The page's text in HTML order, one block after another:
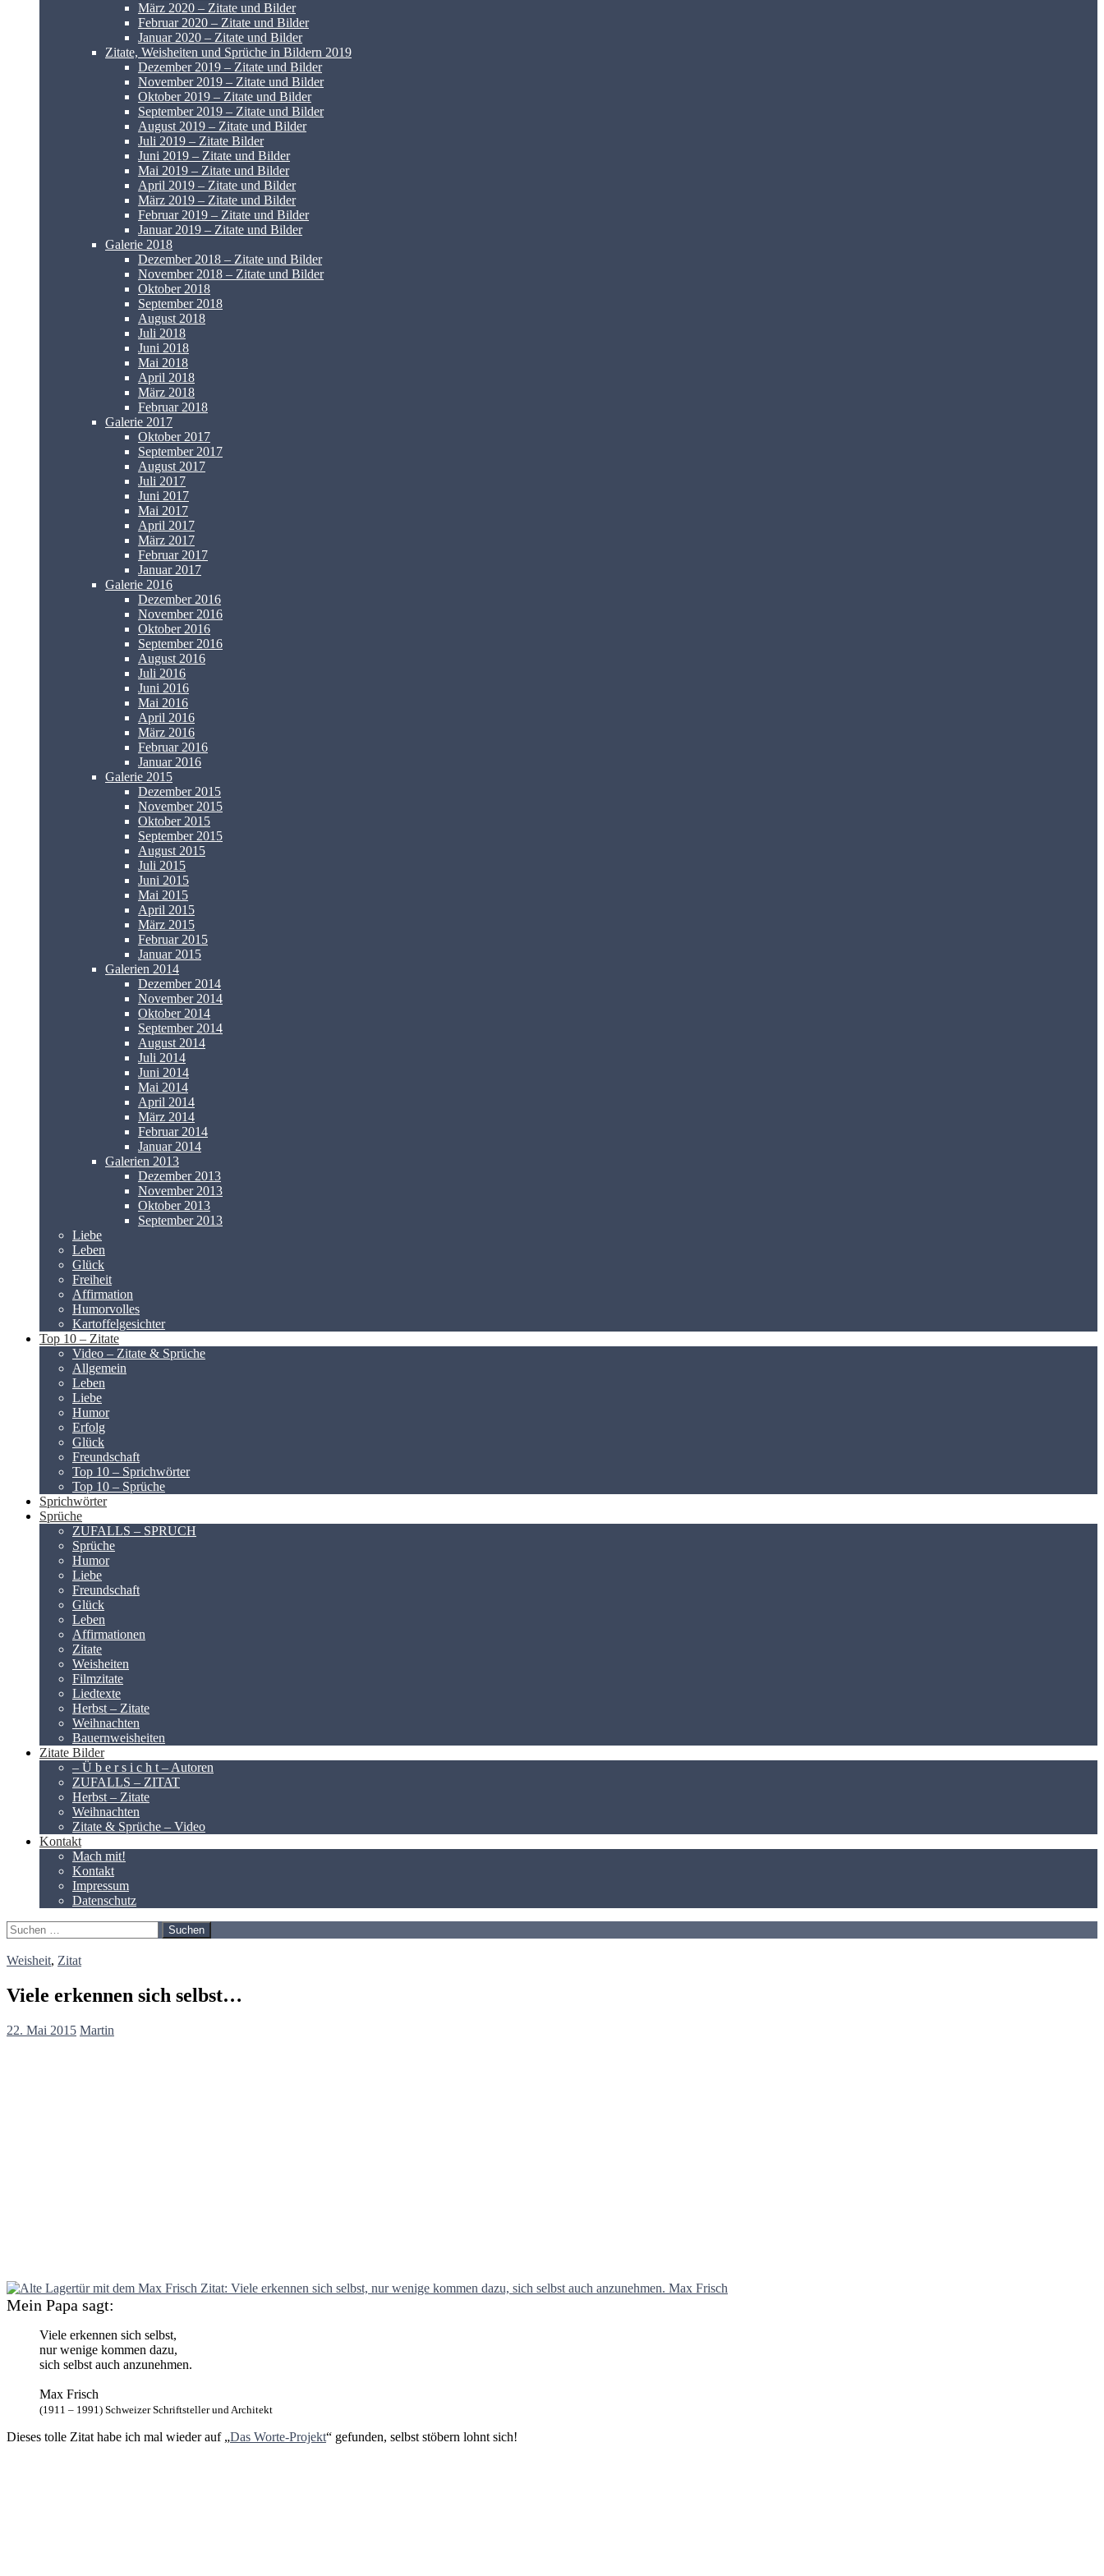
März 2020 – Zitate und Bilder
Februar 2020 – Zitate und Bilder
Januar 2020 – Zitate und Bilder
Zitate, Weisheiten und Sprüche in Bildern 2019
Dezember 2019 – Zitate und Bilder
November 2019 – Zitate und Bilder
Oktober 2019 – Zitate und Bilder
September 2019 – Zitate und Bilder
August 2019 – Zitate und Bilder
Juli 2019 – Zitate Bilder
Juni 2019 – Zitate und Bilder
Mai 2019 – Zitate und Bilder
April 2019 – Zitate und Bilder
März 2019 – Zitate und Bilder
Februar 2019 – Zitate und Bilder
Januar 2019 – Zitate und Bilder
Galerie 2018
Dezember 2018 – Zitate und Bilder
November 2018 – Zitate und Bilder
Oktober 2018
September 2018
August 2018
Juli 2018
Juni 2018
Mai 2018
April 2018
März 2018
Februar 2018
Galerie 2017
Oktober 2017
September 2017
August 2017
Juli 2017
Juni 2017
Mai 2017
April 2017
März 2017
Februar 2017
Januar 2017
Galerie 2016
Dezember 2016
November 2016
Oktober 2016
September 2016
August 2016
Juli 2016
Juni 2016
Mai 2016
April 2016
März 2016
Februar 2016
Januar 2016
Galerie 2015
Dezember 2015
November 2015
Oktober 2015
September 2015
August 2015
Juli 2015
Juni 2015
Mai 2015
April 2015
März 2015
Februar 2015
Januar 2015
Galerien 2014
Dezember 2014
November 2014
Oktober 2014
September 2014
August 2014
Juli 2014
Juni 2014
Mai 2014
April 2014
März 2014
Februar 2014
Januar 2014
Galerien 2013
Dezember 2013
November 2013
Oktober 2013
September 2013
Liebe
Leben
Glück
Freiheit
Affirmation
Humorvolles
Kartoffelgesichter
Top 10 – Zitate
Video – Zitate & Sprüche
Allgemein
Leben
Liebe
Humor
Erfolg
Glück
Freundschaft
Top 10 – Sprichwörter
Top 10 – Sprüche
Sprichwörter
Sprüche
ZUFALLS – SPRUCH
Sprüche
Humor
Liebe
Freundschaft
Glück
Leben
Affirmationen
Zitate
Weisheiten
Filmzitate
Liedtexte
Herbst – Zitate
Weihnachten
Bauernweisheiten
Zitate Bilder
– Ü b e r s i c h t – Autoren
ZUFALLS – ZITAT
Herbst – Zitate
Weihnachten
Zitate & Sprüche – Video
Kontakt
Mach mit!
Kontakt
Impressum
Datenschutz
Suchen
nach:
Weisheit, Zitat
Viele erkennen sich selbst…
22. Mai 2015 Martin
Mein Papa sagt:
Viele erkennen sich selbst,
nur wenige kommen dazu,
sich selbst auch anzunehmen.
Max Frisch
(1911 – 1991) Schweizer Schriftsteller und Architekt
Dieses tolle Zitat habe ich mal wieder auf „Das Worte-Projekt“ gefunden, selbst stöbern lohnt sich!